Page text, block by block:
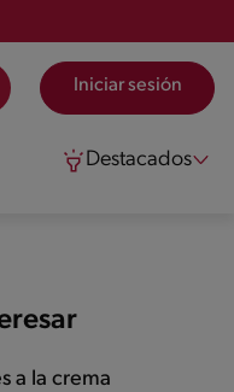
Iniciar sesión
Destacados
a la crema